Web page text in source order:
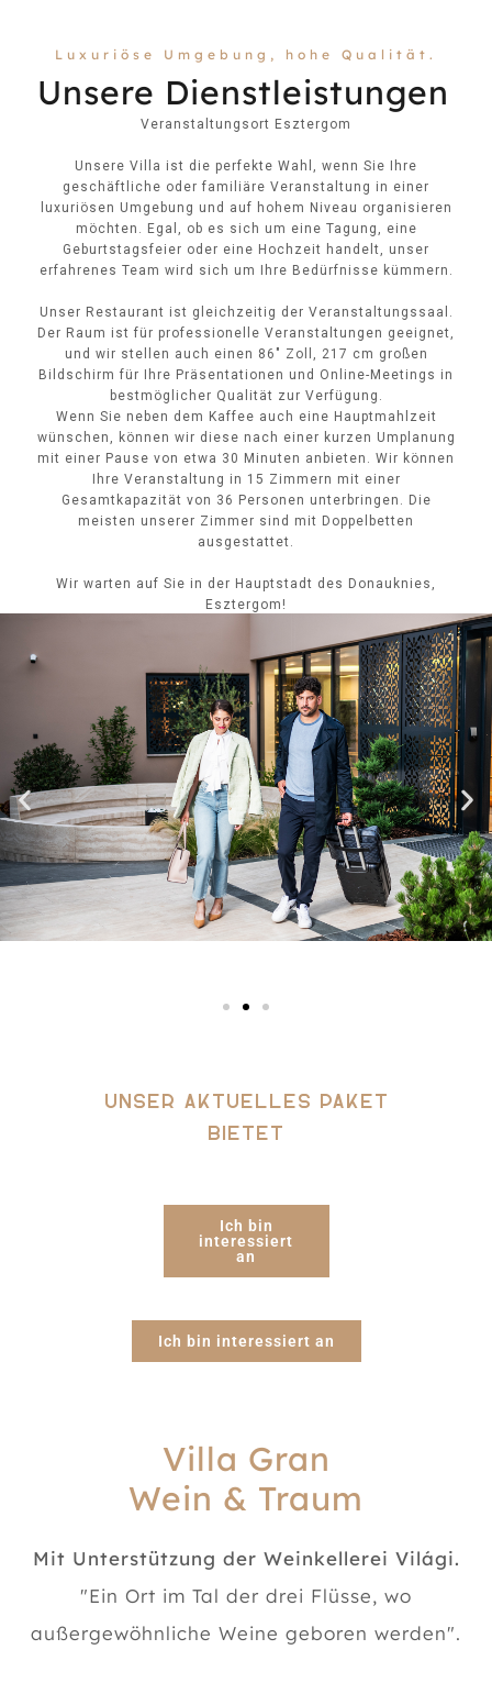
Luxuriöse Umgebung, hohe Qualität.
Unsere Dienstleistungen
Veranstaltungsort Esztergom
Unsere Villa ist die perfekte Wahl, wenn Sie Ihre
geschäftliche oder familiäre Veranstaltung in einer
luxuriösen Umgebung und auf hohem Niveau organisieren
möchten. Egal, ob es sich um eine Tagung, eine
Geburtstagsfeier oder eine Hochzeit handelt, unser
erfahrenes Team wird sich um Ihre Bedürfnisse kümmern.
Unser Restaurant ist gleichzeitig der Veranstaltungssaal.
Der Raum ist für professionelle Veranstaltungen geeignet,
und wir stellen auch einen 86" Zoll, 217 cm großen
Bildschirm für Ihre Präsentationen und Online-Meetings in
bestmöglicher Qualität zur Verfügung.
Wenn Sie neben dem Kaffee auch eine Hauptmahlzeit
wünschen, können wir diese nach einer kurzen Umplanung
mit einer Pause von etwa 30 Minuten anbieten. Wir können
Ihre Veranstaltung in 15 Zimmern mit einer
Gesamtkapazität von 36 Personen unterbringen. Die
meisten unserer Zimmer sind mit Doppelbetten
ausgestattet.
Wir warten auf Sie in der Hauptstadt des Donauknies,
Esztergom!
Unser aktuelles Paket
bietet
Ich bin
interessiert
an
Ich bin interessiert an
Villa Gran
Wein & Traum
Mit Unterstützung der Weinkellerei Világi.
"Ein Ort im Tal der drei Flüsse, wo
außergewöhnliche Weine geboren werden".